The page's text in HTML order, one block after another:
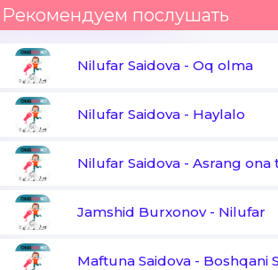
Рекомендуем послушать
Nilufar Saidova - Oq olma
Nilufar Saidova - Haylalo
Nilufar Saidova - Asrang ona
Jamshid Burxonov- Nilufar
Maftuna Saidova - Boshqani